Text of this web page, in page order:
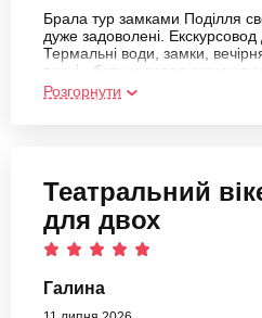
Брала тур замками Поділля
дуже задоволені. Екскурсовод
Термальні води, замки,
танці - батьки повернулись
вам
Розгорнути
Театральний
для двох
Галина